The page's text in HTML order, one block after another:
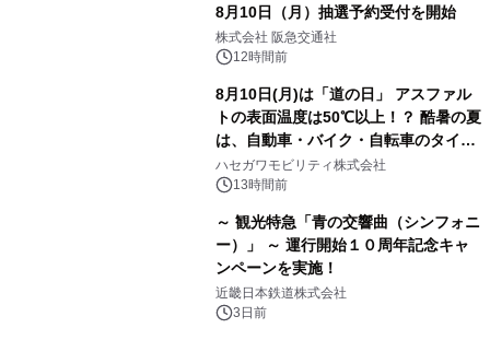
8月10日（月）抽選予約受付を開始
株式会社 阪急交通社
12時間前
8月10日(月)は「道の日」 アスファル
トの表面温度は50℃以上！？ 酷暑の夏
は、自動車・バイク・自転車のタイヤ
バーストが増加 簡単にできる予防法
をご紹介
ハセガワモビリティ株式会社
13時間前
～ 観光特急「青の交響曲（シンフォニ
ー）」 ～ 運行開始１０周年記念キャ
ンペーンを実施！
近畿日本鉄道株式会社
3日前